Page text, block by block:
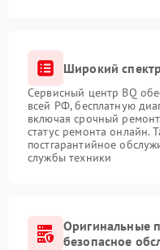
Широкий
Сервисный центр BQ
всей РФ, бесплатную
включая срочный
статус ремонта онлайн.
постгарантийное
службы техники
Оригинальные
безопасное